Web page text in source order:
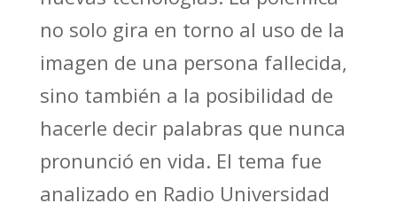
no solo gira en torno al uso de la
imagen de una persona fallecida,
sino también a la posibilidad de
hacerle decir palabras que nunca
pronunció en vida. El tema fue
analizado en Radio Universidad